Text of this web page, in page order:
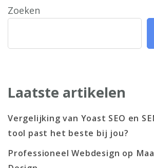
Zoeken
Laatste artikelen
Vergelijking van Yoast SEO en
tool past het beste bij jou?
Professioneel Webdesign op